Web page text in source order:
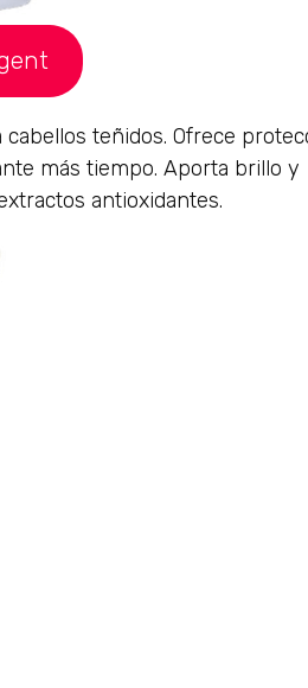
teñidos. Ofrece
más tiempo. Aporta brillo y
antioxidantes.